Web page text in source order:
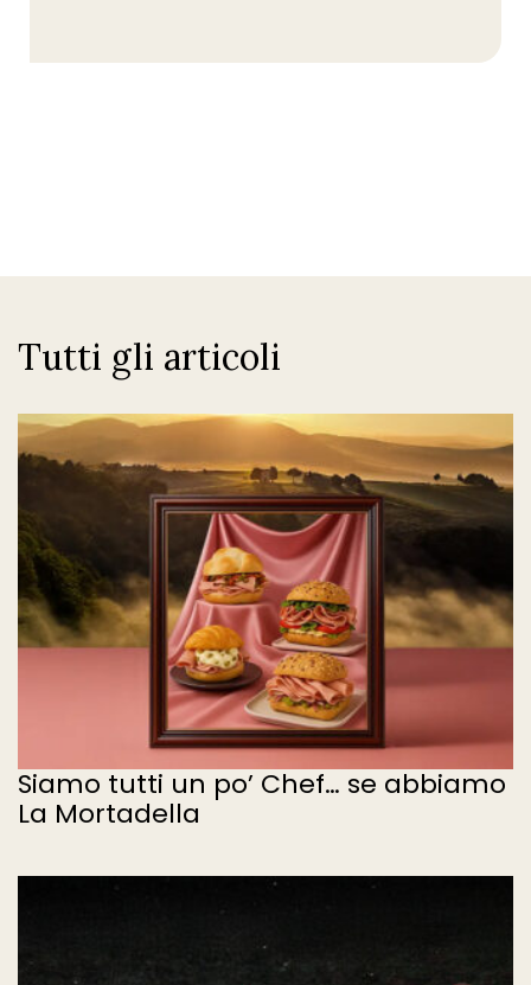
Tutti gli articoli
Siamo tutti un po’ Chef… se abbiamo
La Mortadella